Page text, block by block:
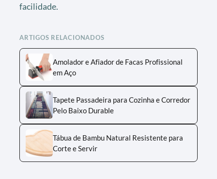
facilidade.
ARTIGOS RELACIONADOS
Amolador e Afiador de Facas Profissional
em Aço
Tapete Passadeira para Cozinha e Corredor
Pelo Baixo Durable
Tábua de Bambu Natural Resistente para
Corte e Servir